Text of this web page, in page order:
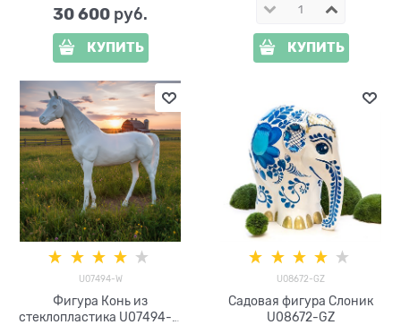
30 600 руб.
КУПИТЬ КУПИТЬ
U07494-W
Фигура Конь из
стеклопластика U07494-W
U08672-GZ
Садовая фигура Слоник
U08672-GZ